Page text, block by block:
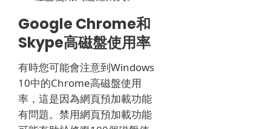
Google Chrome和
Skype高磁盤使用率
有時您可能會注意到Windows
10中的Chrome高磁盤使用
率，這是因為網頁預加載功能
有問題。 禁用網頁預加載功能